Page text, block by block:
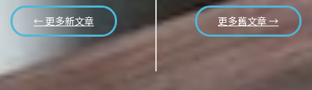
← 更多新文章 更多舊文章 →